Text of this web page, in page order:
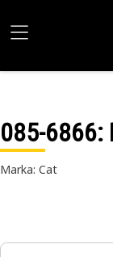
085-6866:
Marka: Cat